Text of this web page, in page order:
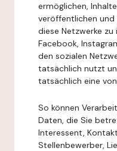
ermöglichen,
veröffentlichen
diese Netzwerke zu
Facebook,
den sozialen
tatsächlich nutzt
tatsächlich eine
So können
Daten, die Sie
Interessent,
Stellenbewerber,